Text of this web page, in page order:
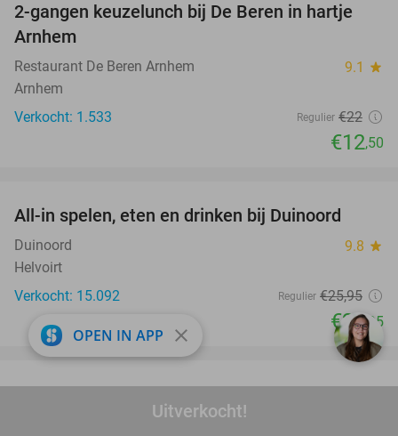
Uitverkocht!
43%
2-gangen keuzelunch bij De Beren in hartje
Arnhem
Restaurant De Beren Arnhem 9.1 star
Arnhem
Verkocht: 1.533
Regulier €22
€12,50
All-in spelen, eten en drinken bij Duinoord
Duinoord 9.8 star
Helvoirt
Verkocht: 15.092
Regulier €25,95
€20,95
favorite_border
OPEN IN APP close